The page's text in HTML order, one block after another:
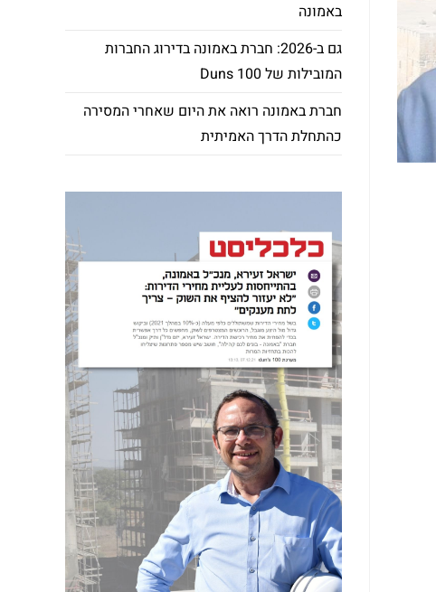
באמונה
גם ב-2026: חברת באמונה בדירוג החברות
המובילות של Duns 100
חברת באמונה רואה את היום שאחרי המסירה
כהתחלת הדרך האמיתית